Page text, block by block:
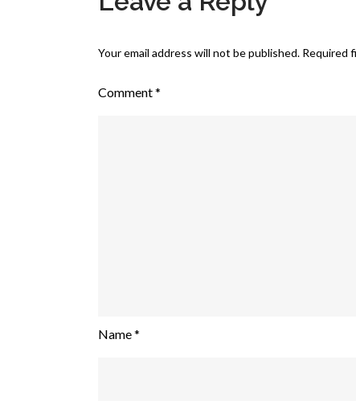
Your email address will not be published. Required
Comment*
Name*